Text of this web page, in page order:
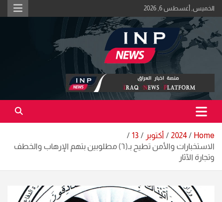
Skip
to
content
الخميس, أغسطس 6, 2026
منصة اخبار العراق
اكبر منصة خبرية في العراق | #الحقيقة_اولاً
Home
2024 أكتوبر
13
الاستخبارات والأمن تطيح بـ(٦) مطلوبين بتهم الإرهاب والخطف
وتجارة الآثار